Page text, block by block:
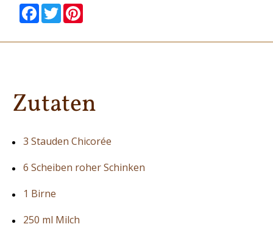
null
Facebook
null null
Twitter
null null
null
Zutaten
3 Stauden Chicorée
6 Scheiben roher Schinken
1 Birne
250 ml Milch